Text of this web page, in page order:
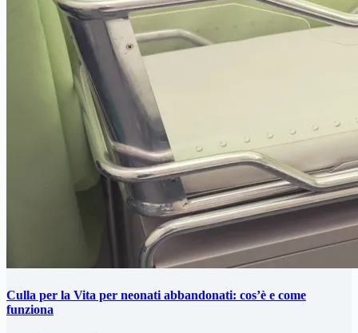
Culla per la Vita per neonati abbandonati: cos’è e come
funziona